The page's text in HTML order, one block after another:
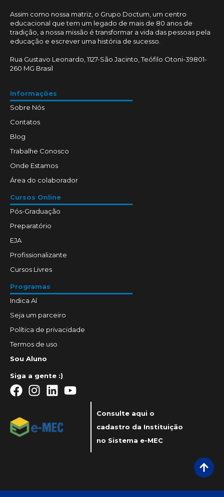
Assim como nossa matriz, o Grupo Doctum, um centro
educacional que tem um legado de mais de 80 anos de
tradição, a nossa missão é transformar a vida das pessoas pela
educação e escrever uma história de sucesso.
Rua Gustavo Leonardo, 1127-São Jacinto, Teófilo Otoni-39801-
260 MG Brasil
Informações
Sobre Nós
Contatos
Blog
Trabalhe Conosco
Onde Estamos
Área do colaborador
Cursos Online
Pós-Graduação
Preparatório
EJA
Profissionalizante
Cursos Livres
Programas
Indica Aí
Seja um parceiro
Política de privacidade
Termos de uso
Sou Aluno
Siga a gente :)
Consulte aqui o
cadastro da Instituição
no Sistema e-MEC